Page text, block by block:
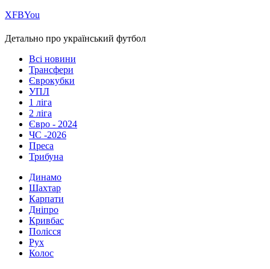
ХFBYou
Детально про український футбол
Всі новини
Трансфери
Єврокубки
УПЛ
1 ліга
2 ліга
Євро - 2024
ЧС -2026
Преса
Трибуна
Динамо
Шахтар
Карпати
Дніпро
Кривбас
Полісся
Рух
Колос